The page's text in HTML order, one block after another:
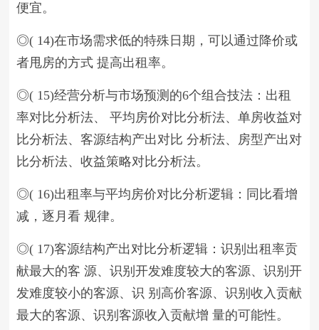
便宜。
◎( 14)在市场需求低的特殊日期，可以通过降价或
者甩房的方式 提高出租率。
◎( 15)经营分析与市场预测的6个组合技法：出租
率对比分析法、 平均房价对比分析法、单房收益对
比分析法、客源结构产出对比 分析法、房型产出对
比分析法、收益策略对比分析法。
◎( 16)出租率与平均房价对比分析逻辑：同比看增
减，逐月看 规律。
◎( 17)客源结构产出对比分析逻辑：识别出租率贡
献最大的客 源、识别开发难度较大的客源、识别开
发难度较小的客源、识 别高价客源、识别收入贡献
最大的客源、识别客源收入贡献增 量的可能性。